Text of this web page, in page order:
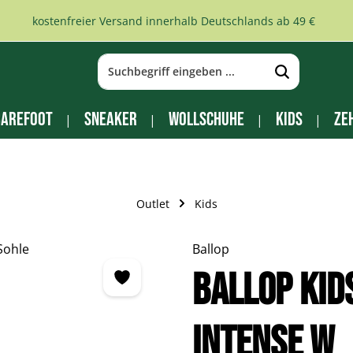
kostenfreier Versand innerhalb Deutschlands ab 49 €
Sneaker Wollschuhe Kids
Outlet Kids
Ballop
BALLOP